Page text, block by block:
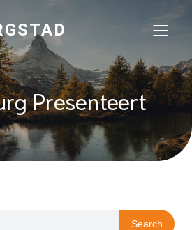
Presenteert
Search